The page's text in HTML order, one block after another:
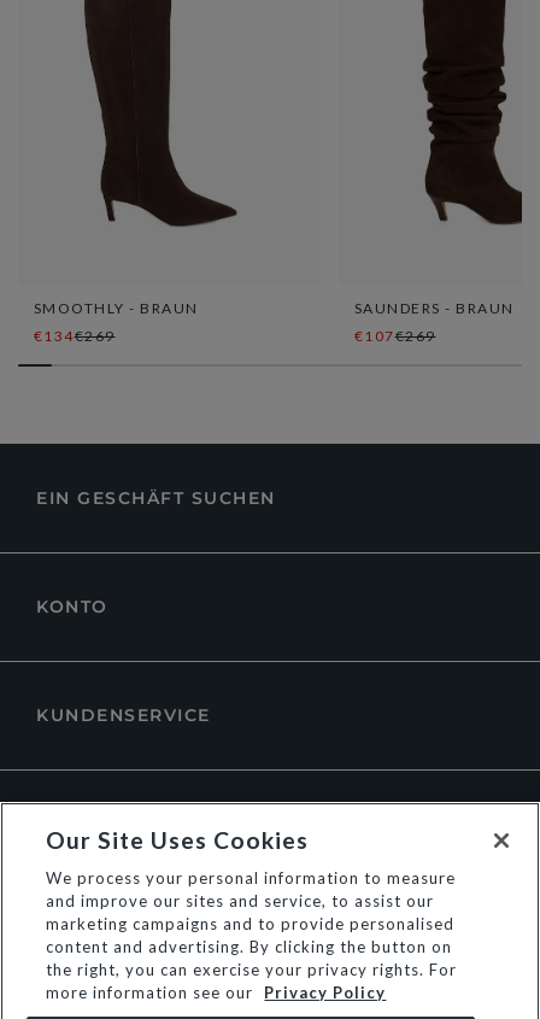
SMOOTHLY - BRAUN
€134€269
SAUNDERS - BRAUN
€107€269
EIN GESCHÄFT SUCHEN
KONTO
KUNDENSERVICE
Our Site Uses Cookies
We process your personal information to measure
and improve our sites and service, to assist our
marketing campaigns and to provide personalised
content and advertising. By clicking the button on
the right, you can exercise your privacy rights. For
more information see our
Privacy Policy